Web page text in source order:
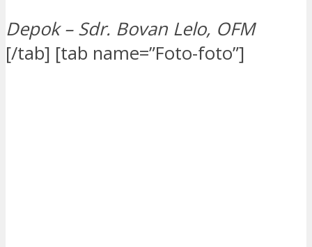
Depok – Sdr. Bovan Lelo, OFM
[/tab] [tab name=”Foto-foto”]